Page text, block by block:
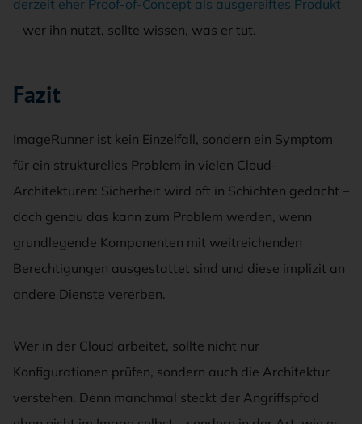
derzeit eher Proof-of-Concept als ausgereiftes Produkt
– wer ihn nutzt, sollte wissen, was er tut.
Fazit
ImageRunner ist kein Einzelfall, sondern ein Symptom
für ein strukturelles Problem in vielen Cloud-
Architekturen: Sicherheit wird oft in Schichten gedacht –
doch genau das kann zum Problem werden, wenn
grundlegende Komponenten mit weitreichenden
Berechtigungen ausgestattet sind und diese implizit an
andere Dienste vererben.
Wer in der Cloud arbeitet, sollte nicht nur
Konfigurationen prüfen, sondern auch die Architektur
verstehen. Denn manchmal steckt der Angriffspfad